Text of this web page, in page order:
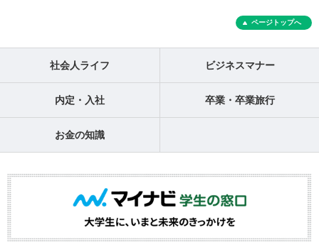
ページトップへ
社会人ライフ ビジネスマナー
内定・入社 卒業・卒業旅行
お金の知識